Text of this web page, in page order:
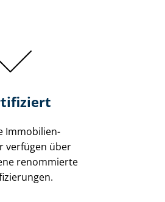
Immobilien­
verfügen über
renommierte